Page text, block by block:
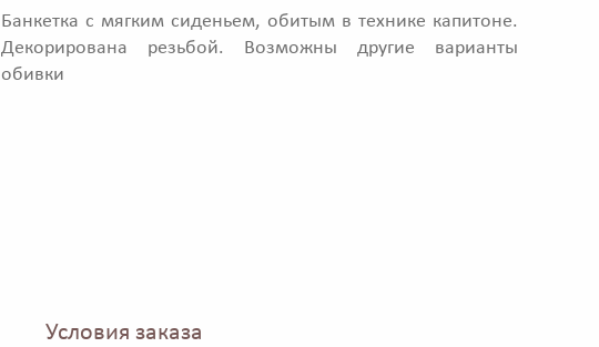
Банкетка с мягким сиденьем, обитым в технике капитоне.
Декорирована резьбой. Возможны другие варианты
обивки
Условия заказа